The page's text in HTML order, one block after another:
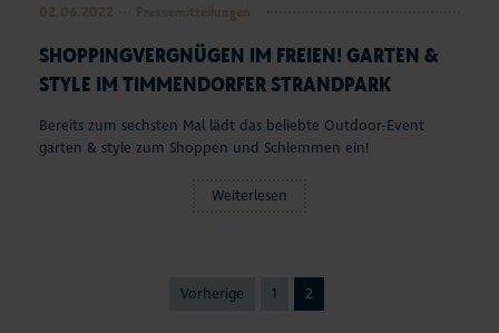
SHOPPINGVERGNÜGEN IM FREIEN! GARTEN &
STYLE IM TIMMENDORFER STRANDPARK
Bereits zum sechsten Mal lädt das beliebte Outdoor-Event
garten & style zum Shoppen und Schlemmen ein!
Weiterlesen
Vorherige 1 2